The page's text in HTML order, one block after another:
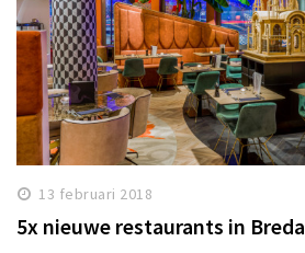
13 februari 2018
5x nieuwe restaurants in Breda